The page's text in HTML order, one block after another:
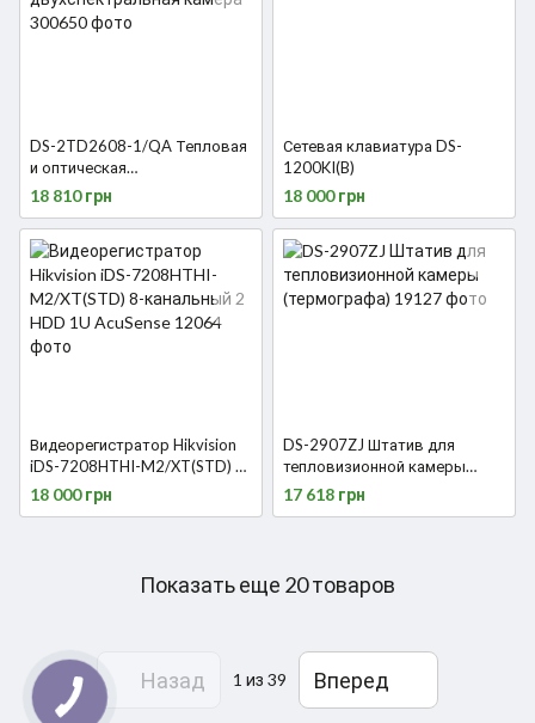
DS-2TD2608-1/QA Тепловая
и оптическая
двухспектральная камера
18 810 грн
Сетевая клавиатура DS-
1200KI(B)
18 000 грн
Видеорегистратор Hikvision
iDS-7208HTHI-M2/XT(STD) 8-
канальный 2 HDD 1U
AcuSense
18 000 грн
DS-2907ZJ Штатив для
тепловизионной камеры
(термографа)
17 618 грн
Показать еще 20 товаров
Назад 1 из 39 Вперед